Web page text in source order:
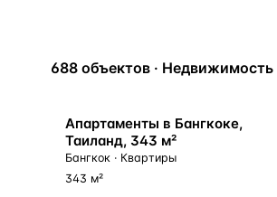
Алания —Локация
Новороссийск — Локация
Стамбул
688 объектов ·
Апартаменты в Бангкоке,
Таиланд, 343 м²
Бангкок · Квартиры
343 м²